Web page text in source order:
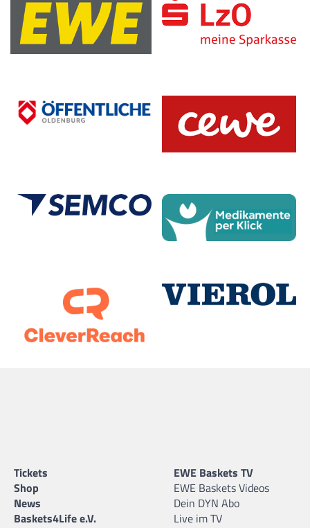
Tickets
Shop
News
Baskets4Life e.V.
EWE Baskets TV
EWE Baskets Videos
Dein DYN Abo
Live im TV